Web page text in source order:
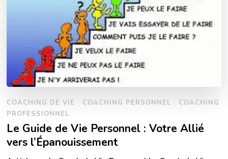
COACHING DE VIE COACHING PERSONNEL
COACHING
PROFESSIONNEL
Le Guide de Vie Personnel : Votre Allié
vers l’Épanouissement